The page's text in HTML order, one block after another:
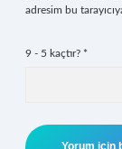
adresim bu
9 - 5 kaçtır? *